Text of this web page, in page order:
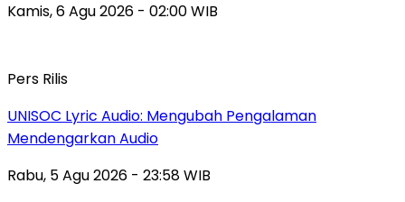
Kamis, 6 Agu 2026 - 02:00 WIB
Pers Rilis
UNISOC Lyric Audio: Mengubah Pengalaman
Mendengarkan Audio
Rabu, 5 Agu 2026 - 23:58 WIB